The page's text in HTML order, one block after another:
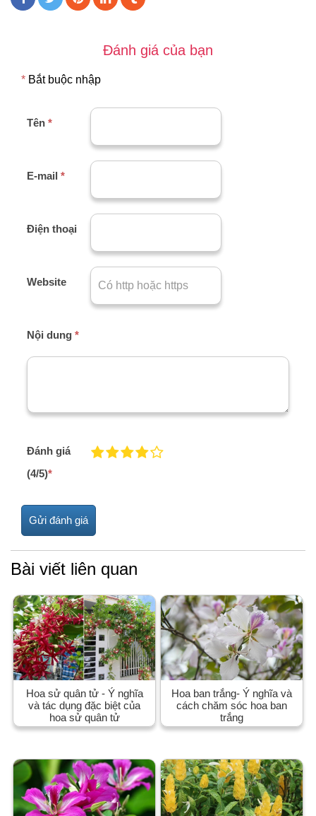
Đánh giá của bạn
* Bắt buộc nhập
Tên *
E-mail *
Điện thoại
Website
Nội dung *
Đánh giá
(4/5)*
Bài viết liên quan
Hoa sử quân tử - Ý nghĩa
và tác dụng đặc biệt của
hoa sử quân tử
Hoa ban trắng- Ý nghĩa và
cách chăm sóc hoa ban
trắng